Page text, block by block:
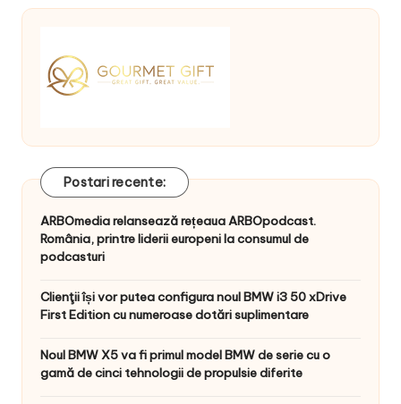
Postari recente:
ARBOmedia relansează rețeaua ARBOpodcast.
România, printre liderii europeni la consumul de
podcasturi
Clienţii își vor putea configura noul BMW i3 50 xDrive
First Edition cu numeroase dotări suplimentare
Noul BMW X5 va fi primul model BMW de serie cu o
gamă de cinci tehnologii de propulsie diferite